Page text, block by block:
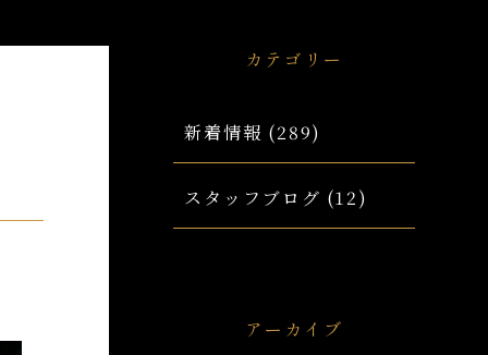
カテゴリー
新着情報 (289)
スタッフブログ (12)
アーカイブ